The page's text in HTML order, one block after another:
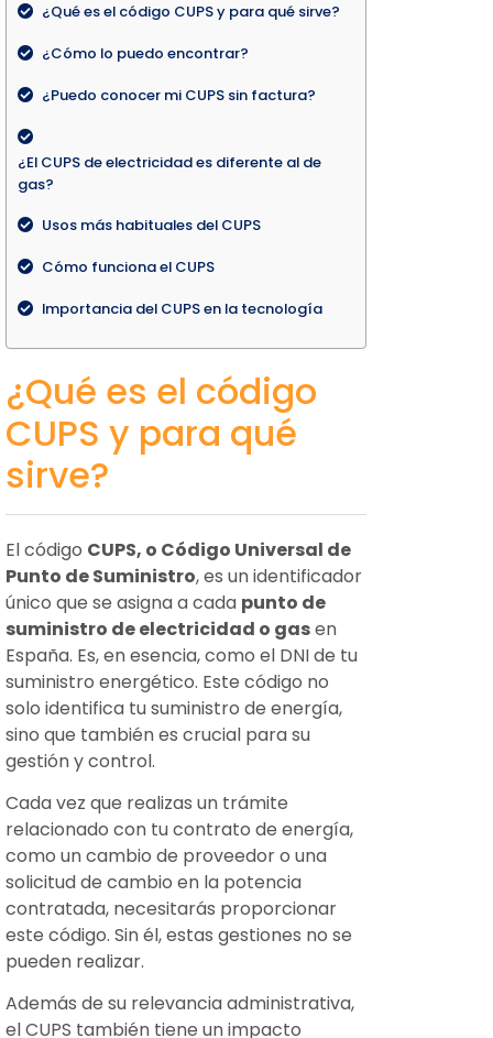
¿Qué es el código CUPS y para qué sirve?
¿Cómo lo puedo encontrar?
¿Puedo conocer mi CUPS sin factura?
¿El CUPS de electricidad es diferente al de
gas?
Usos más habituales del CUPS
Cómo funciona el CUPS
Importancia del CUPS en la tecnología
¿Qué es el código
CUPS y para qué
sirve?
El código CUPS, o Código Universal de
Punto de Suministro, es un identificador
único que se asigna a cada punto de
suministro de electricidad o gasen
España. Es, en esencia, como el DNI de tu
suministro energético. Este código no
solo identifica tu suministro de energía,
sino que también es crucial para su
gestión y control.
Cada vez que realizas un trámite
relacionado con tu contrato de energía,
como un cambio de proveedor o una
solicitud de cambio en la potencia
contratada, necesitarás proporcionar
este código. Sin él, estas gestiones no se
pueden realizar.
Además de su relevancia administrativa,
el CUPS también tiene un impacto